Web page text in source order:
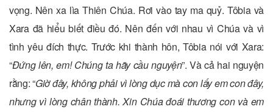
vọng. Nên xa lìa Thiên Chúa. Rơi vào tay ma quỷ. Tôbia và
Xara đã hiểu biết điều đó. Nên đến với nhau vì Chúa và vì
tình yêu đích thực. Trước khi thành hôn, Tôbia nói với Xara:
“Đứng lên, em! Chúng ta hãy cầu nguyện”. Và cả hai nguyện
rằng: “Giờ đây, không phải vì lòng dục mà con lấy em con đây,
nhưng vì lòng chân thành. Xin Chúa đoái thương con và em